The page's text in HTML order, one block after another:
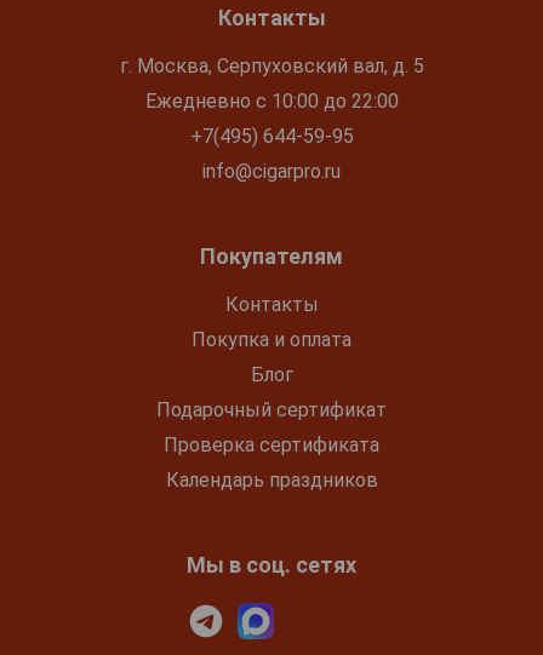
Контакты
г. Москва, Серпуховский вал, д. 5
Ежедневно с 10:00 до 22:00
+7(495) 644-59-95
info@cigarpro.ru
Покупателям
Контакты
Покупка и оплата
Блог
Подарочный сертификат
Проверка сертификата
Календарь праздников
Мы в соц. сетях